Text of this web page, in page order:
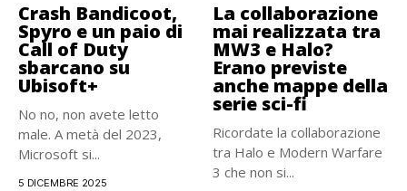
Crash Bandicoot,
Spyro e un paio di
Call of Duty
sbarcano su
Ubisoft+
No no, non avete letto
male. A metà del 2023,
Microsoft si...
5 DICEMBRE 2025
La collaborazione
mai realizzata tra
MW3 e Halo?
Erano previste
anche mappe della
serie sci-fi
Ricordate la collaborazione
tra Halo e Modern Warfare
3 che non si...